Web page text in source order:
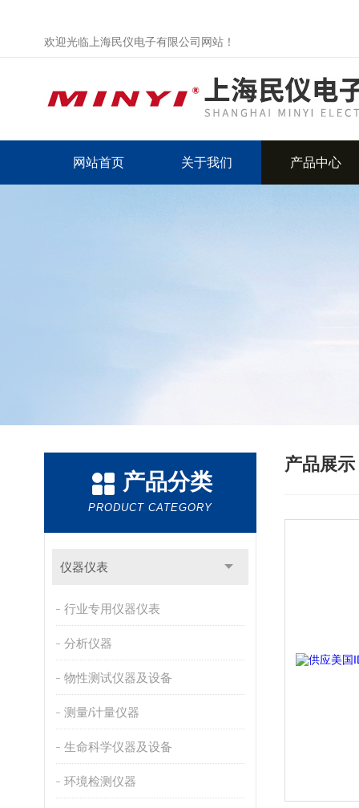
欢迎光临上海民仪电子有限公司网站！
网站首页 关于我们 产品中心
产品分类
PRODUCT CATEGORY
仪器仪表
行业专用仪器仪表
分析仪器
物性测试仪器及设备
测量/计量仪器
生命科学仪器及设备
环境检测仪器
产品展示